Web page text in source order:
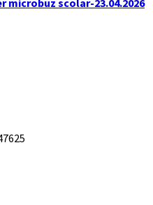
scolar-23.04.2026